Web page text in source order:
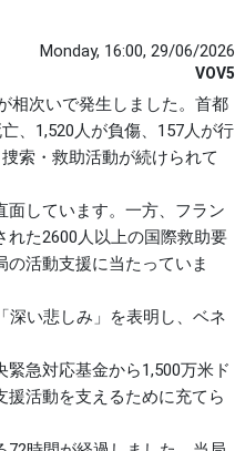
Monday, 16:00, 29/06/2026
VOV5
相次いで発生しました。首都
、1,520人が負傷、157人が行
索・救助活動が続けられて
しています。一方、フラン
た2600人以上の国際救助要
活動支援に当たっていま
深い悲しみ」を表明し、ベネ
急対応基金から1,500万米ド
活動を支えるために充てら